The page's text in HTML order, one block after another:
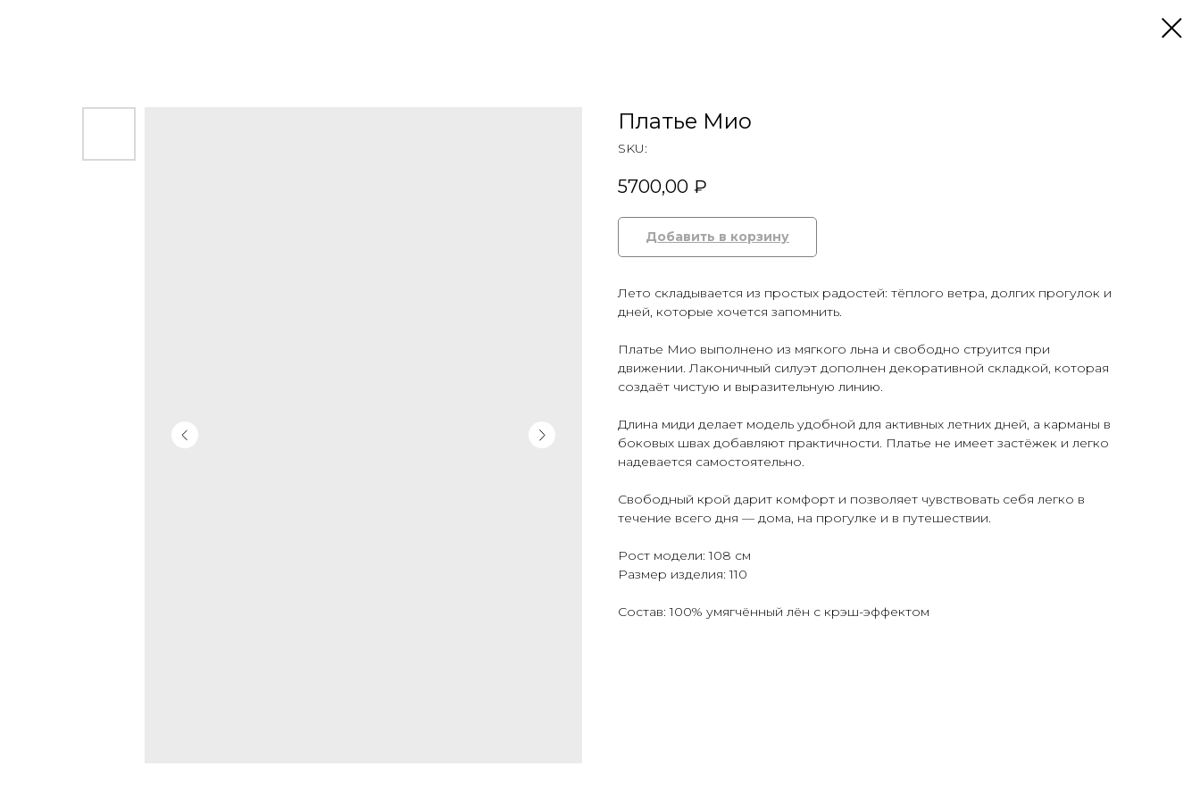
Платье Мио
SKU:
5700,00 ₽
Добавить в корзину
Лето складывается из простых радостей: тёплого ветра, долгих прогулок и
дней, которые хочется запомнить.
Платье Мио выполнено из мягкого льна и свободно струится при
движении. Лаконичный силуэт дополнен декоративной складкой, которая
создаёт чистую и выразительную линию.
Длина миди делает модель удобной для активных летних дней, а карманы в
боковых швах добавляют практичности. Платье не имеет застёжек и легко
надевается самостоятельно.
Свободный крой дарит комфорт и позволяет чувствовать себя легко в
течение всего дня — дома, на прогулке и в путешествии.
Рост модели: 108 см
Размер изделия: 110
Состав: 100% умягчённый лён с крэш-эффектом